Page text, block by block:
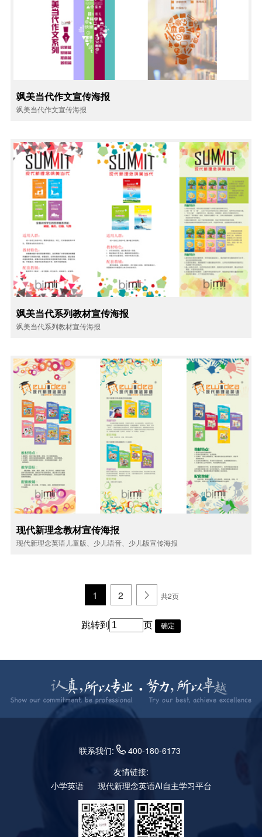
飒美当代作文宣传海报
飒美当代作文宣传海报
飒美当代系列教材宣传海报
飒美当代系列教材宣传海报
现代新理念教材宣传海报
现代新理念英语儿童版、少儿语音、少儿版宣传海报
1 2 共2页
跳转到 页 确定
联系我们:
400-180-6173
友情链接:
小学英语
现代新理念英语AI自主学习平台